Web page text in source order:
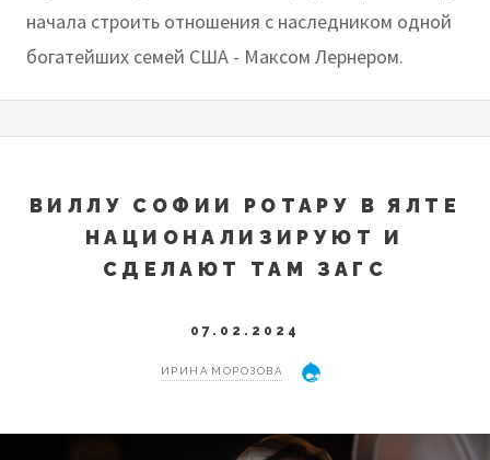
начала строить отношения с наследником одной
богатейших семей США - Максом Лернером.
ВИЛЛУ СОФИИ РОТАРУ В ЯЛТЕ
НАЦИОНАЛИЗИРУЮТ И
СДЕЛАЮТ ТАМ ЗАГС
07.02.2024
ИРИНА МОРОЗОВА